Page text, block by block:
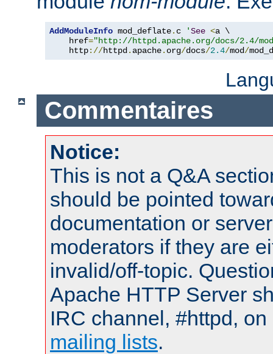
AddModuleInfo mod_deflate. c 'See <a \
    href
="http://httpd.apache.org/docs/2.4/
    http
://httpd. apache. org/docs/2.4/mod/
Commentaires
Notice:
This is not a Q&A
should be pointed
documentation or
moderators if they are
invalid/off-topic.
Apache HTTP Server
IRC channel, #httpd,
mailing lists.